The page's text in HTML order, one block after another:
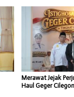
Merawat Jejak
Haul Geger